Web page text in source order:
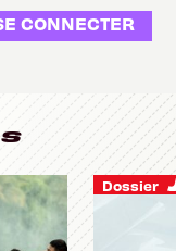
CONNECTER
Dossier